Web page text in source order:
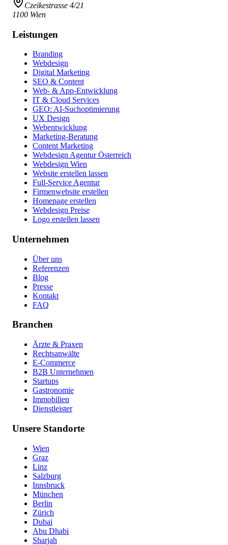
Czeikestrasse 4/21
1100 Wien
Leistungen
Branding
Webdesign
Digital Marketing
SEO & Content
Web- & App-Entwicklung
IT & Cloud Services
GEO: AI-Suchoptimierung
UX Design
Webentwicklung
Marketing-Beratung
Content Marketing
Webdesign Agentur Österreich
Webdesign Wien
Website erstellen lassen
Full-Service Agentur
Firmenwebsite erstellen
Homepage erstellen
Webdesign Preise
Logo erstellen lassen
Unternehmen
Über uns
Referenzen
Blog
Presse
Kontakt
FAQ
Branchen
Ärzte & Praxen
Rechtsanwälte
E-Commerce
B2B Unternehmen
Startups
Gastronomie
Immobilien
Dienstleister
Unsere Standorte
Wien
Graz
Linz
Salzburg
Innsbruck
München
Berlin
Zürich
Dubai
Abu Dhabi
Sharjah